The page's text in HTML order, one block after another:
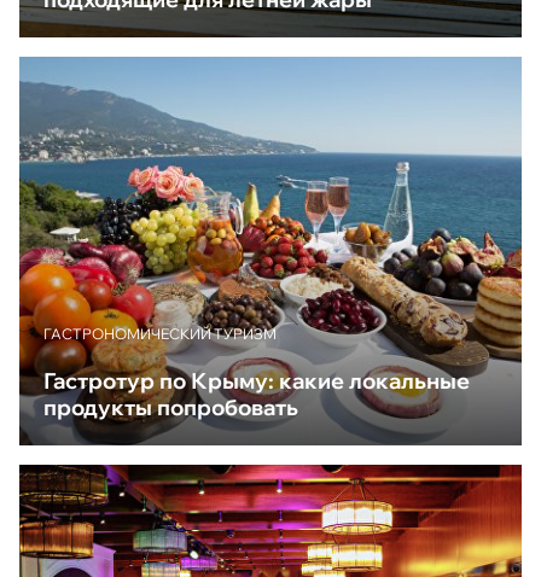
ГАСТРОНОМИЧЕСКИЙ ТУРИЗМ
Гастротур по Крыму: какие локальные
продукты попробовать